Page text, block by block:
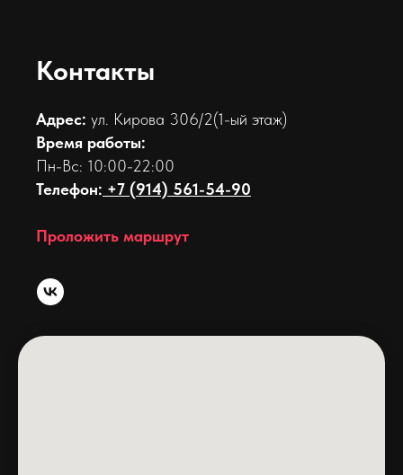
Контакты
Адрес: ул. Кирова 306/2(1-ый этаж)
Время работы:
Пн-Вс: 10:00-22:00
Телефон: +7 (914) 561-54-90
Проложить маршрут